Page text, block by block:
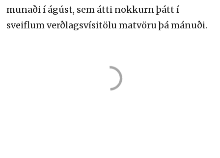
munaði í ágúst, sem átti nokkurn þátt í
sveiflum verðlagsvísitölu matvöru þá mánuði.